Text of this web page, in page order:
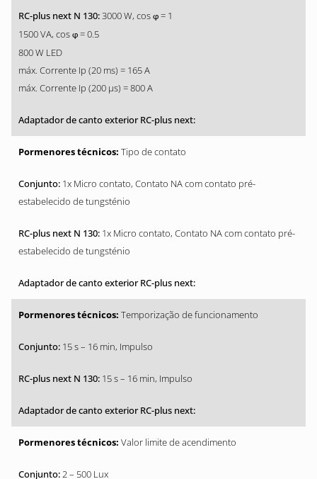
3000 W, cos φ = 1
1500 VA, cos φ = 0.5
800 W LED
máx. Corrente Ip (20 ms) = 165 A
máx. Corrente Ip (200 µs) = 800 A
Tipo de contato
1x Micro contato, Contato NA com contato pré-
estabelecido de tungsténio
1x Micro contato, Contato NA com contato pré-
estabelecido de tungsténio
Temporização de funcionamento
15 s – 16 min, Impulso
15 s – 16 min, Impulso
Valor limite de acendimento
2 – 500 Lux